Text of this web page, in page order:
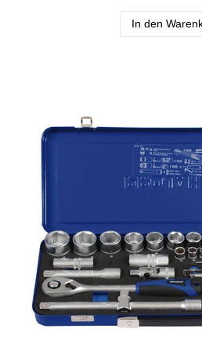
In den